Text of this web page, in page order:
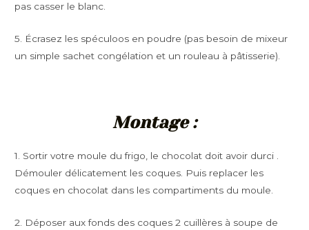
pas casser le blanc.
5.
Écrasez les spéculoos en poudre (pas besoin de mixeur
un simple sachet congélation et un rouleau à pâtisserie).
Montage :
1. Sortir votre moule du frigo, le chocolat doit avoir durci .
Démouler délicatement les coques. Puis replacer les
coques en chocolat dans les compartiments du moule.
2. Déposer aux fonds des coques 2 cuillères à soupe de